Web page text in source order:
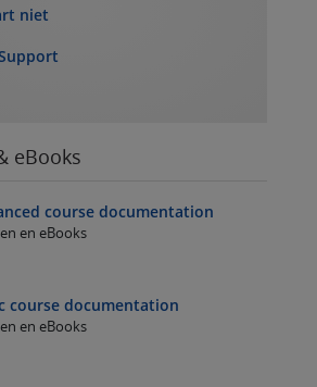
niet
eBooks
course documentation
en eBooks
course documentation
en eBooks